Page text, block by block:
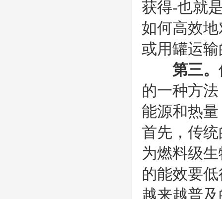
获得-也就
如何高效
或用罐运
第三。
的一种方
能源和热
首先，传
为燃料级
的能效要
越来越普